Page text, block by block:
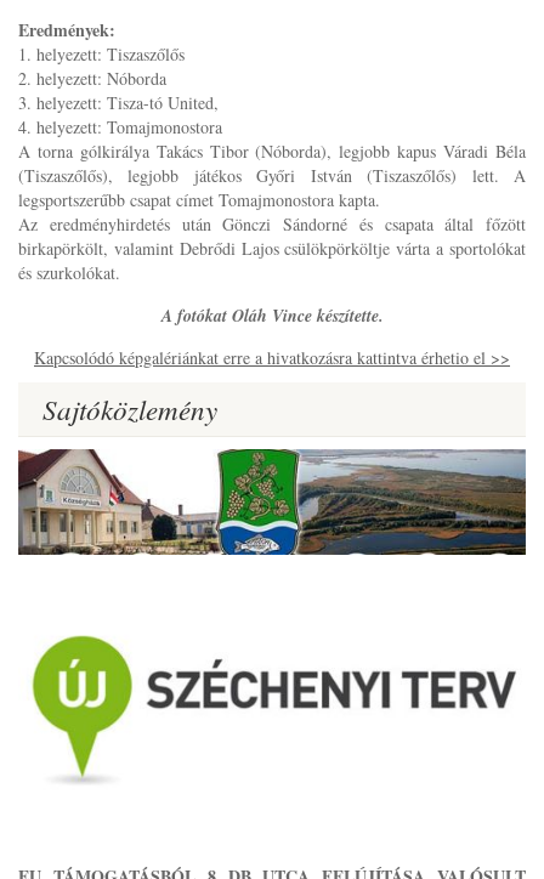
Eredmények:
1. helyezett: Tiszaszőlős
2. helyezett: Nóborda
3. helyezett: Tisza-tó United,
4. helyezett: Tomajmonostora
A torna gólkirálya Takács Tibor (Nóborda), legjobb kapus Váradi Béla
(Tiszaszőlős), legjobb játékos Győri István (Tiszaszőlős) lett. A
legsportszerűbb csapat címet Tomajmonostora kapta.
Az eredményhirdetés után Gönczi Sándorné és csapata által főzött
birkapörkölt, valamint Debrődi Lajos csülökpörköltje várta a sportolókat
és szurkolókat.
A fotókat Oláh Vince készítette.
Kapcsolódó képgalériánkat erre a hivatkozásra kattintva érhetio el >>
Sajtóközlemény